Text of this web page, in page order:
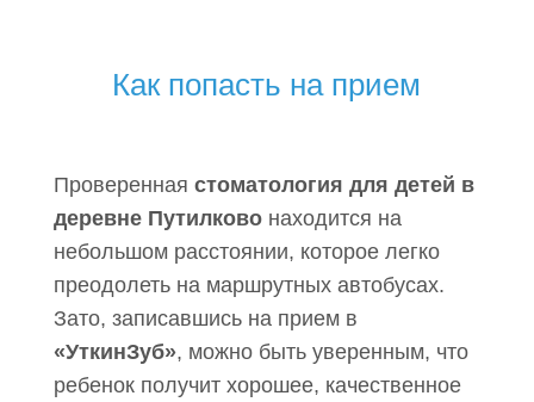
Как попасть на прием
Проверенная стоматология для детей в
деревне Путилковонаходится на
небольшом расстоянии, которое легко
преодолеть на маршрутных автобусах.
Зато, записавшись на прием в
«УткинЗуб», можно быть уверенным, что
ребенок получит хорошее, качественное